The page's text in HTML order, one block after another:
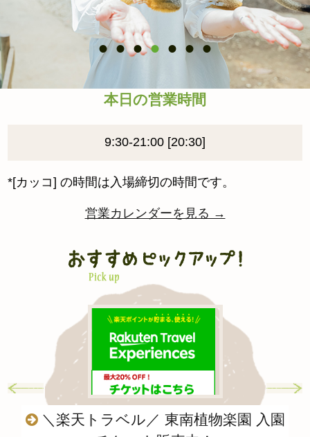
本日の営業時間
9:30-21:00 [20:30]
*[カッコ] の時間は入場締切の時間です。
営業カレンダーを見る →
＼楽天トラベル／ 東南植物楽園 入園